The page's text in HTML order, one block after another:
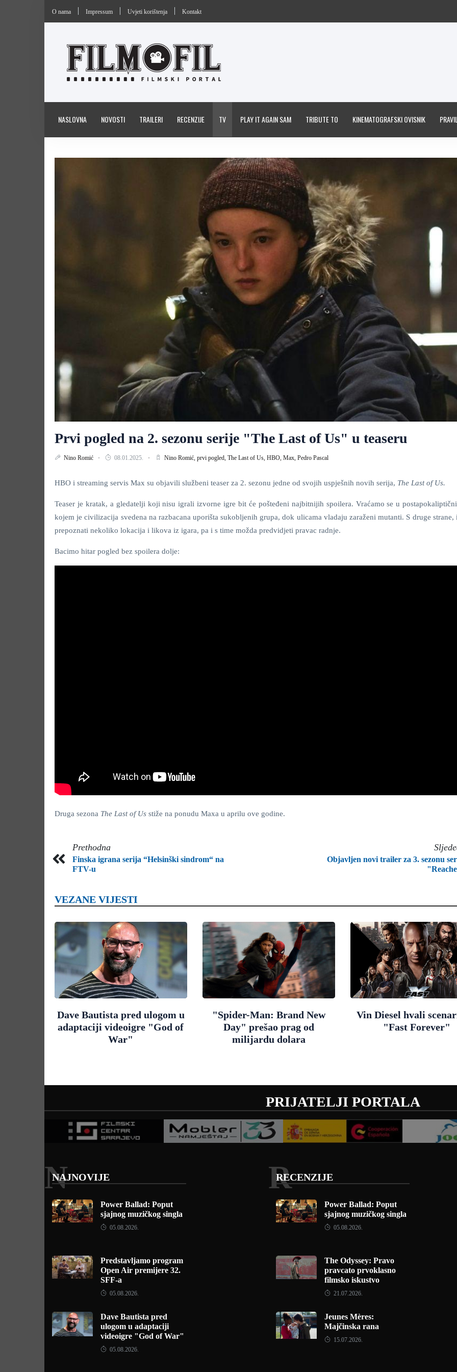
O nama Impressum Uvjeti korištenja Kontakt
NASLOVNA NOVOSTI TRAILERI RECENZIJE TV PLAY IT AGAIN SAM TRIBUTE TO KINEMATOGRAFSKI OVISNIK
Prvi pogled na 2. sezonu serije "The Last of Us" u teaseru
Nino Romić 08.01.2025. Nino Romić, prvi pogled, The Last of Us, HBO, Max, Pedro Pascal
HBO i streaming servis Max su objavili službeni teaser za 2. sezonu jedne od svojih uspješnih novih serija, The Last of Us.
Teaser je kratak, a gledatelji koji nisu igrali izvorne igre bit će pošteđeni najbitnijih spoilera. Vraćamo se u
kojem je civilizacija svedena na razbacana uporišta sukobljenih grupa, dok ulicama vladaju zaraženi mutanti. S druge strane,
prepoznati nekoliko lokacija i likova iz igara, pa i s time možda predvidjeti pravac radnje.
Bacimo hitar pogled bez spoilera dolje:
Druga sezona The Last of Us stiže na ponudu Maxa u aprilu ove godine.
Prethodna
Finska igrana serija “Helsinški sindrom“ na
FTV-u
Objavljen novi trailer za 3. sezonu
VEZANE VIJESTI
Dave Bautista pred ulogom u
adaptaciji videoigre "God of
War"
"Spider-Man: Brand New
Day" prešao prag od
milijardu dolara
Vin Diesel hvali
"Fast Forever"
PRIJATELJI PORTALA
NAJNOVIJE
N
Power Ballad: Poput
sjajnog muzičkog singla
05.08.2026.
Predstavljamo program
Open Air premijere 32.
SFF-a
05.08.2026.
Dave Bautista pred
ulogom u adaptaciji
videoigre "God of War"
05.08.2026.
RECENZIJE
R
Power Ballad: Poput
sjajnog muzičkog singla
05.08.2026.
The Odyssey: Pravo
pravcato prvoklasno
filmsko iskustvo
21.07.2026.
Jeunes Mères:
Majčinska rana
15.07.2026.